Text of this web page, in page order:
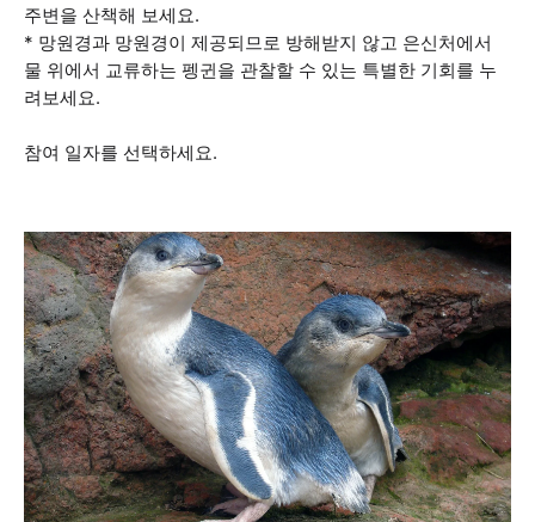
주변을 산책해 보세요.
* 망원경과 망원경이 제공되므로 방해받지 않고 은신처에서
물 위에서 교류하는 펭귄을 관찰할 수 있는 특별한 기회를 누
려보세요.
참여 일자를 선택하세요.